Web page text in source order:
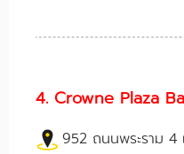
4. Crowne Plaza
952 ถนนพระราม 4